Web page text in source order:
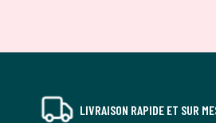
LIVRAISON RAPIDE ET SUR